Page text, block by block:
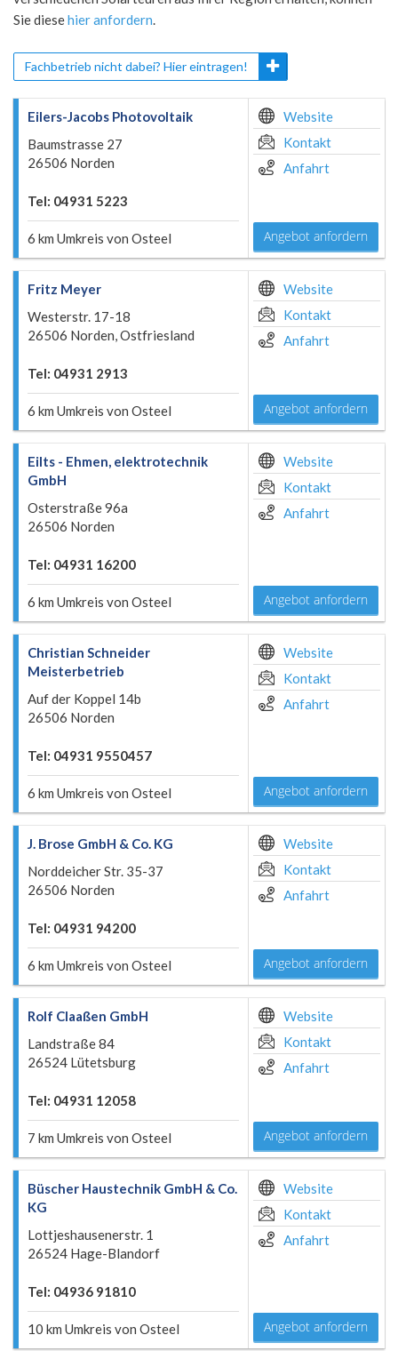
Sie diesehier anfordern.
Fachbetrieb nicht dabei? Hier eintragen!
Eilers-Jacobs Photovoltaik
Baumstrasse 27
26506 Norden
Tel: 04931 5223
6 km Umkreis von Osteel
Website
Kontakt
Anfahrt
Angebot anfordern
Fritz Meyer
Westerstr. 17-18
26506 Norden, Ostfriesland
Tel: 04931 2913
6 km Umkreis von Osteel
Website
Kontakt
Anfahrt
Angebot anfordern
Eilts - Ehmen, elektrotechnik
GmbH
Osterstraße 96a
26506 Norden
Tel: 04931 16200
6 km Umkreis von Osteel
Website
Kontakt
Anfahrt
Angebot anfordern
Christian Schneider
Meisterbetrieb
Auf der Koppel 14b
26506 Norden
Tel: 04931 9550457
6 km Umkreis von Osteel
Website
Kontakt
Anfahrt
Angebot anfordern
J. Brose GmbH & Co. KG
Norddeicher Str. 35-37
26506 Norden
Tel: 04931 94200
6 km Umkreis von Osteel
Website
Kontakt
Anfahrt
Angebot anfordern
Rolf Claaßen GmbH
Landstraße 84
26524 Lütetsburg
Tel: 04931 12058
7 km Umkreis von Osteel
Website
Kontakt
Anfahrt
Angebot anfordern
Büscher Haustechnik GmbH & Co.
KG
Lottjeshausenerstr. 1
26524 Hage-Blandorf
Tel: 04936 91810
10 km Umkreis von Osteel
Website
Kontakt
Anfahrt
Angebot anfordern